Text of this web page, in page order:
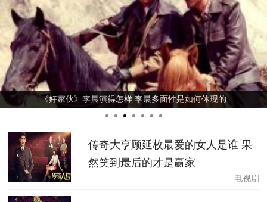
《权力的游戏》第七季剧情再震惊 扮演者Maisie Williams读完第七季剧本
传奇大亨顾延枚最爱的女人是谁 果
然笑到最后的才是赢家
电视剧